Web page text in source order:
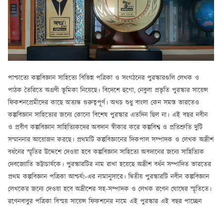
পাশ্চাত্যে কল্পবিজ্ঞান সাহিত্যে বিভিন্ন পত্রিকা ও সংগঠনের পুরস্কারগুলি লেখক ও
পাঠক তৈরিতে অগ্রণী ভূমিকা নিয়েছে। বিদেশে হুগো, নেবুলা প্রভৃতি পুরস্কার সায়েন্স
ফিকশনপ্রেমীদের কাছে অত্যন্ত গুরুত্বপূর্ণ। অথচ শুধু বাংলা কেন সমস্ত ভারতেও
কল্পবিজ্ঞান সাহিত্যের জন্যে কোনো বিশেষ পুরস্কার এতদিন ছিল না। এই বছর নবীন
ও প্রবীণ কল্পবিজ্ঞান সাহিত্যিকদের অবদান স্বীকার করে কল্পবিশ্ব ও প্রতিশ্রুতি দুটি
সম্মাননার আয়োজন করছে। প্রথমটি কল্পবিজ্ঞানের দিকপাল সম্পাদক ও লেখক অদ্রীশ
বর্ধনের স্মৃতির উদ্দেশে দেওয়া হবে কল্পবিজ্ঞান সাহিত্যে অবদানের জন্যে সাহিত্যিক
দেবজ্যোতি ভট্টাচার্যকে। পুরস্কারটির নাম রাখা হয়েছে অদ্রীশ বর্ধন সম্পাদিত ভারতের
প্রথম কল্পবিজ্ঞান পত্রিকা আশ্চর্য!-এর নামানুসারে। দ্বিতীয় পুরস্কারটি নবীন কল্পবিজ্ঞান
লেখকের জন্যে দেওয়া হবে অদ্রীশের সহ-সম্পাদক ও লেখক রণেন ঘোষের স্মৃতিতে।
রণেনবাবুর পত্রিকা বিস্ময় সায়েন্স ফিকশনের নামে এই পুরস্কার এই বছর পাচ্ছেন